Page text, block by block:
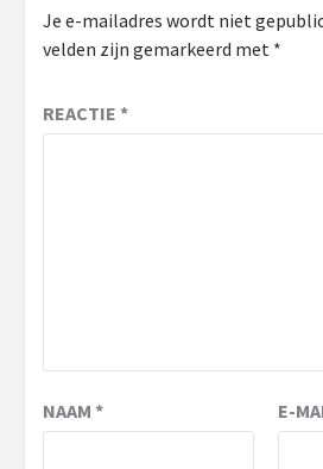
Je e-mailadres wordt niet
velden zijn gemarkeerd met *
REACTIE *
NAAM * E-